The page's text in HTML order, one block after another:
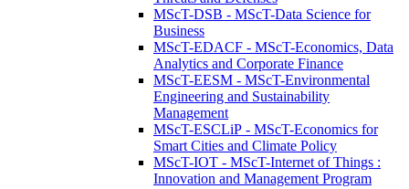
MScT-DSB - MScT-Data Science for
Business
MScT-EDACF - MScT-Economics, Data
Analytics and Corporate Finance
MScT-EESM - MScT-Environmental
Engineering and Sustainability
Management
MScT-ESCLiP - MScT-Economics for
Smart Cities and Climate Policy
MScT-IOT - MScT-Internet of Things :
Innovation and Management Program